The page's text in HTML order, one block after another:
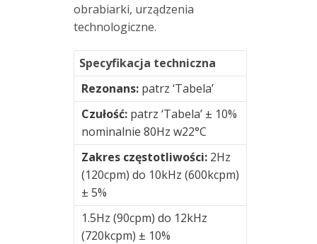
M12
Kalibratory
monitorowania
obrabiarki, urządzenia
technologiczne.
Specyfikacja techniczna
Rezonans: patrz ‘Tabela’
Czułość: patrz ‘Tabela’ ± 10%
nominalnie 80Hz w22°C
Zakres częstotliwości: 2Hz
(120cpm) do 10kHz (600kcpm)
± 5%
1.5Hz (90cpm) do 12kHz
(720kcpm) ± 10%